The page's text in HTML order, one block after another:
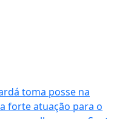
toma posse na
forte atuação para o